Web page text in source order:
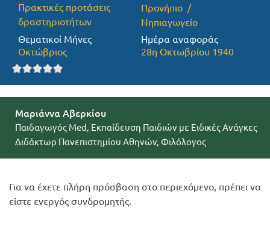
Πρακτικές προτάσεις
δραστηριοτήτων
Προνήπιο
Νηπιαγωγείο
Θεματικοί Μήνες
Οκτώβριος
Ημέρα αναφοράς
28η Οκτωβρίου 1940
Μαριάννα Αβερκίου
Παιδαγωγός Med, Εκπαίδευση Παιδιών με Ειδικές Ανάγκες
Διδάκτωρ Πανεπιστημίου Αθηνών, Φιλόλογος
Για να έχετε πλήρη πρόσβαση στο περιεχόμενο, πρέπει να
είστε ενεργός συνδρομητής.